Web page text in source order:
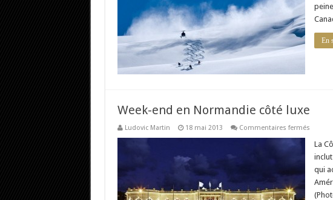
En
Week-end en Normandie côté luxe
Ludovic Martin 18 mai 2013 Commentaires ferméssur
end
côté
luxe
La
qui